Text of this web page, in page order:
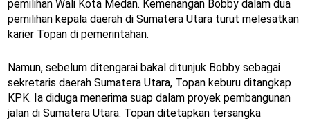
pemilihan Wali Kota Medan. Kemenangan Bobby dalam dua
pemilihan kepala daerah di Sumatera Utara turut melesatkan
karier Topan di pemerintahan.
Namun, sebelum ditengarai bakal ditunjuk Bobby sebagai
sekretaris daerah Sumatera Utara, Topan keburu ditangkap
KPK. Ia diduga menerima suap dalam proyek pembangunan
jalan di Sumatera Utara. Topan ditetapkan tersangka